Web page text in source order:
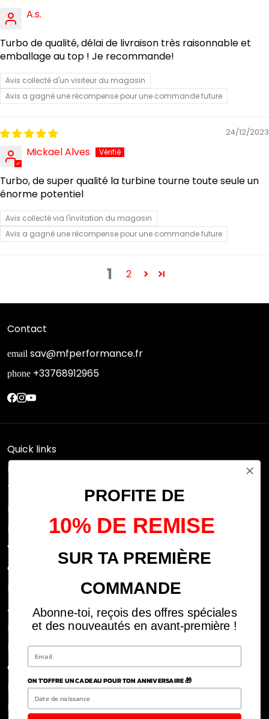
A.s.
Turbo de qualité, délai de livraison très raisonnable et
emballage au top ! Je recommande!
Avis collecté d'un visiteur du magasin
Avis a gagné une récompense pour une commande future
24/12/2023
Mickael Alves
Turbo, de super qualité la turbine tourne toute seule un
énorme potentiel
Avis collecté via l'invitation du magasin
Avis a gagné une récompense pour une commande future
1 2
Contact
email sav@mfperformance.fr
phone +33768912965
Quick links
Research
Terms of use
FAQs
Privacy Policy
Withdrawal rights
OFFICIAL DEALERS
Legal notices
ABOUT US
REJOINS LA TEAM
BLOG
CLICK AND COLLECT DOM
POLITIQUE DE RETOUR ET REMBOURSEMENT
Refund Policy
PROFITE DE
10% DE REMISE
SUR TA PREMIÈRE
COMMANDE
Abonne-toi, reçois des offres spéciales
et des nouveautés en avant-première !
ON T'OFFRE UN CADEAU POUR TON ANNIVERSAIRE 🎁